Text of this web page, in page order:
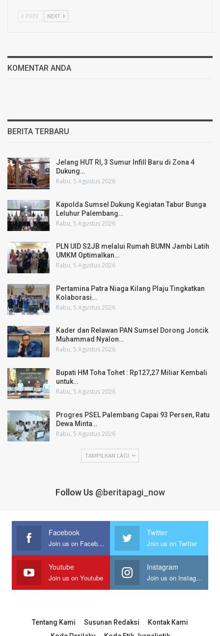
PREV NEXT
KOMENTAR ANDA
BERITA TERBARU
Jelang HUT RI, 3 Sumur Infill Baru di Zona 4
Dukung…
Rabu, 5 Agustus 2026
Kapolda Sumsel Dukung Kegiatan Tabur Bunga
Leluhur Palembang…
Rabu, 5 Agustus 2026
PLN UID S2JB melalui Rumah BUMN Jambi Latih
UMKM Optimalkan…
Rabu, 5 Agustus 2026
Pertamina Patra Niaga Kilang Plaju Tingkatkan
Kolaborasi…
Rabu, 5 Agustus 2026
Kader dan Relawan PAN Sumsel Dorong Joncik
Muhammad Nyalon…
Rabu, 5 Agustus 2026
Bupati HM Toha Tohet : Rp127,27 Miliar Kembali
untuk…
Rabu, 5 Agustus 2026
Progres PSEL Palembang Capai 93 Persen, Ratu
Dewa Minta…
Rabu, 5 Agustus 2026
TAMPILKAN LAGI
Follow Us @beritapagi_now
Facebook
Join us on Facebook
Twitter
Join us on Twitter
Youtube
Join us on Youtube
Instagram
Join us on Instagram
Tentang Kami Susunan Redaksi
Kontak Kami